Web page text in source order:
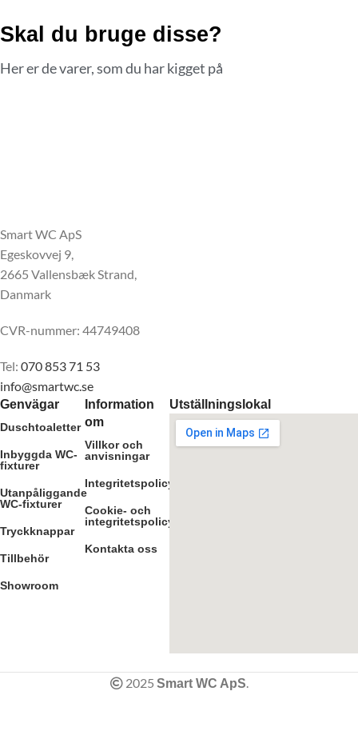
Skal du bruge disse?
Her er de varer, som du har kigget på
Smart WC ApS
Egeskovvej 9,
2665 Vallensbæk Strand,
Danmark
CVR-nummer: 44749408
Tel: 070 853 71 53
info@smartwc.se
Genvägar
Duschtoaletter
Inbyggda WC-
fixturer
Utanpåliggande
WC-fixturer
Tryckknappar
Tillbehör
Showroom
Information
om
Villkor och
anvisningar
Integritetspolicy
Cookie- och
integritetspolicy
Kontakta oss
Utställningslokal
2025 Smart WC ApS